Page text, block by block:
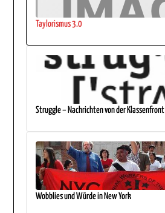
Taylorismus 3.0
Struggle – Nachrichten von der Klassenfront
Wobblies und Würde in New York